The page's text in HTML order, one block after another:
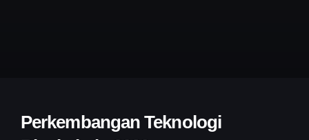
Perkembangan Teknologi